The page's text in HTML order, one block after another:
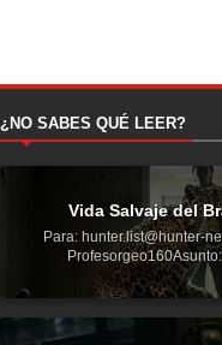
¿NO SABES QUÉ LEER?
Vida Salvaje del
Para: hunter.list@hunter-
Profesorgeo160Asunto: